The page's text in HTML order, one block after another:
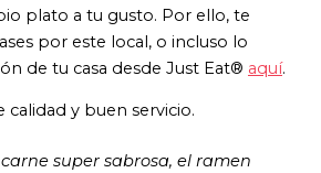
plato a tu gusto. Por ello, te
por este local, o incluso lo
de tu casa desde Just Eat® aquí.
calidad y buen servicio.
super sabrosa, el ramen